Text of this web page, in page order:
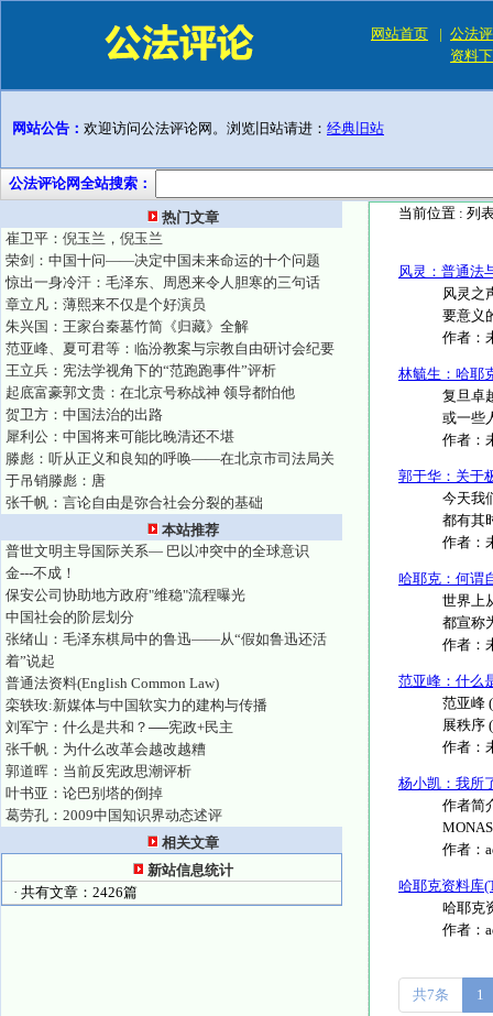
网站首页 | 公法
资料
网站公告： 欢迎访问公法评论网。浏览旧站请进： 经典旧站
公法评论网全站搜索：
热门文章
崔卫平：倪玉兰，倪玉兰
荣剑：中国十问——决定中国未来命运的十个问题
惊出一身冷汗：毛泽东、周恩来令人胆寒的三句话
章立凡：薄熙来不仅是个好演员
朱兴国：王家台秦墓竹简《归藏》全解
范亚峰、夏可君等：临汾教案与宗教自由研讨会纪要
王立兵：宪法学视角下的“范跑跑事件”评析
起底富豪郭文贵：在北京号称战神 领导都怕他
贺卫方：中国法治的出路
犀利公：中国将来可能比晚清还不堪
滕彪：听从正义和良知的呼唤——在北京市司法局关
于吊销滕彪：唐
张千帆：言论自由是弥合社会分裂的基础
本站推荐
普世文明主导国际关系— 巴以冲突中的全球意识
金---不成！
保安公司协助地方政府"维稳"流程曝光
中国社会的阶层划分
张绪山：毛泽东棋局中的鲁迅——从“假如鲁迅还活
着”说起
普通法资料(English Common Law)
栾轶玫:新媒体与中国软实力的建构与传播
刘军宁：什么是共和？──宪政+民主
张千帆：为什么改革会越改越糟
郭道晖：当前反宪政思潮评析
叶书亚：论巴别塔的倒掉
葛劳孔：2009中国知识界动态述评
相关文章
新站信息统计
· 共有文章：2426篇
当前位置 : 列
风灵：普通法
风灵之
要意义
作者：
林毓生：哈耶
复旦卓
或一些
作者：
郭于华：关于
今天我
都有其
作者：
哈耶克：何谓
世界上
都宣称
作者：
范亚峰：什么
范亚峰
展秩序
作者：
杨小凯：我所
作者简
作者：
哈耶克资料库
哈耶克
作者：
共7条 1